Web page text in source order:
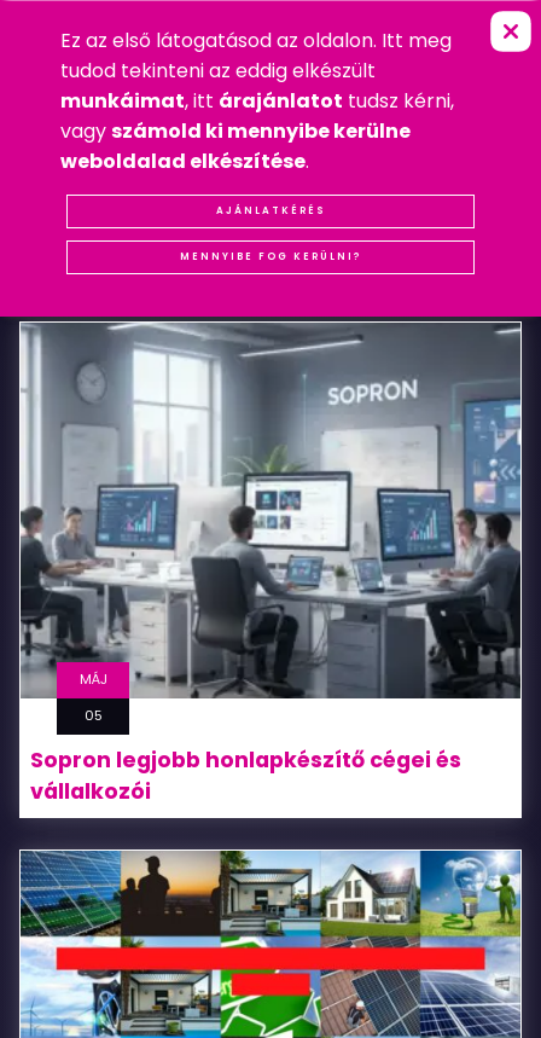
ANDARIN HOTEL S R N
FŐOLDAL
LOGÓ
2014. SZEPTEMBER 12. PÉNTEK
LOGÓ
, MOBIL ,
WEBDESIGN
#LOGÓ
#REFERENCIA #SOPRON
KAPCSOLÓDÓBEJEGYZÉSEK
MÁJ
05
Sopron legjobb honlapkészítő cégei és
vállalkozói
Ez az első látogatásod az oldalon. Itt meg
tudod tekinteni az eddig elkészült
munkáimat, itt árajánlatot tudsz kérni,
vagyszámold ki mennyibe kerülne
weboldalad elkészítése.
AJÁNLATKÉRÉS
MENNYIBE FOG KERÜLNI?